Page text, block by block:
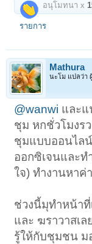
อนุโมทนา x
รายการ
Mathura
นะโม แปลว่า
@wanwi และ
ชุม หกชั่วโมงร
ชุมแบบออนไล
ออกซิเจนและท
ใจ) ทำงานหาค่
ช่วงนี้มุทำหน้าที่
และ ฆราวาสเ
รู้ให้กับชุมชน ม